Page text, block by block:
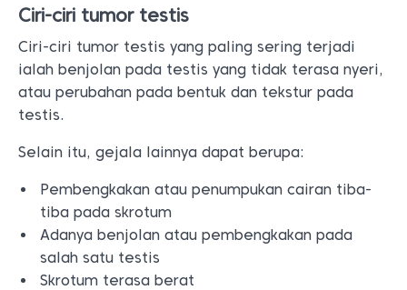
Ciri-ciri tumor testis
Ciri-ciri tumor testis yang paling sering terjadi
ialah benjolan pada testis yang tidak terasa nyeri,
atau perubahan pada bentuk dan tekstur pada
testis.
Selain itu, gejala lainnya dapat berupa:
Pembengkakan atau penumpukan cairan tiba-
tiba pada skrotum
Adanya benjolan atau pembengkakan pada
salah satu testis
Skrotum terasa berat